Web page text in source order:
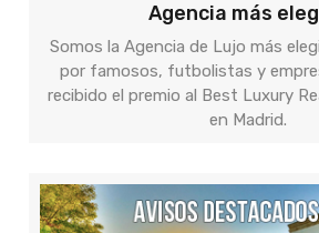
Agencia más
Somos la Agencia de Lujo más
por famosos, futbolistas y
recibido el premio al Best Luxury
en Madrid.